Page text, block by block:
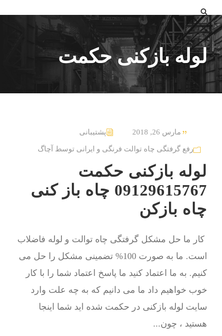
لوله بازکنی حکمت
مارس 26, 2018 پشتیبانی
رفع گرفتگی چاه توالت فرنگی و ایرانی توسط آچاگ
لوله بازکنی حکمت
09129615767 چاه باز کنی
چاه بازکن
کار ما حل مشکل گرفتگی چاه توالت و لوله فاضلاب
است. ما به صورت 100% تضمینی مشکل را حل می
کنیم. به ما اعتماد کنید ما پاسخ اعتماد شما را با کار
خوب خواهیم داد ما می دانیم که به چه علت وارد
سایت لوله بازکنی در حکمت شده اید شما اینجا
هستید ، چون...